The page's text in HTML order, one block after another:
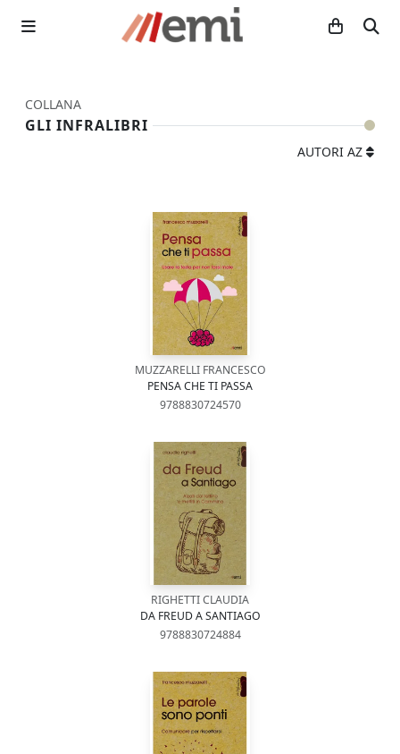
COLLANA
GLI INFRALIBRI
AUTORI AZ
MUZZARELLI FRANCESCO
PENSA CHE TI PASSA
9788830724570
RIGHETTI CLAUDIA
DA FREUD A SANTIAGO
9788830724884